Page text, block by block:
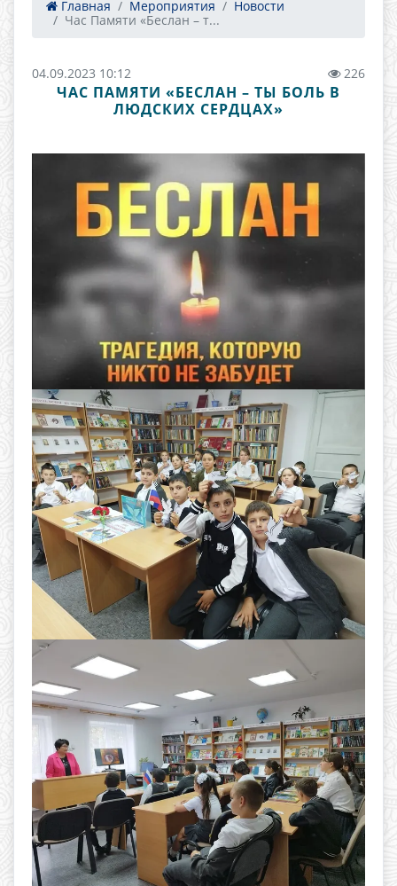
Главная Мероприятия
Новости
Час Памяти «Беслан – т...
04.09.2023 10:12 226
ЧАС ПАМЯТИ «БЕСЛАН – ТЫ БОЛЬ В
ЛЮДСКИХ СЕРДЦАХ»